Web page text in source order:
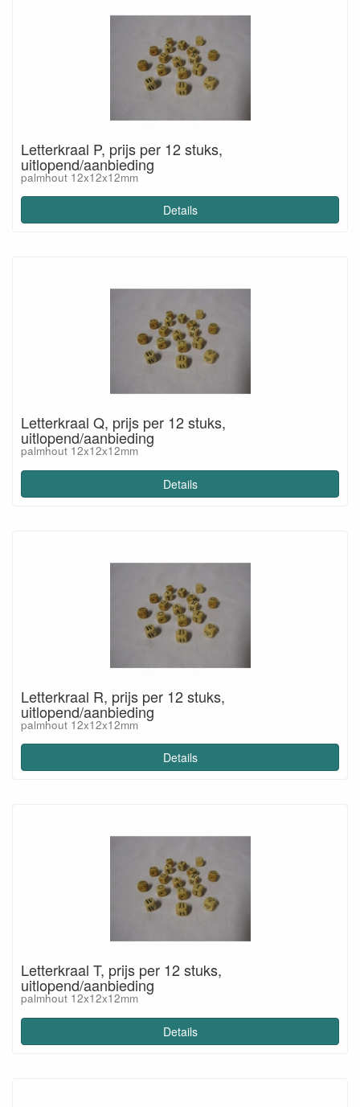
Letterkraal P, prijs per 12 stuks,
uitlopend/aanbieding
palmhout 12x12x12mm
Details
Letterkraal Q, prijs per 12 stuks,
uitlopend/aanbieding
palmhout 12x12x12mm
Details
Letterkraal R, prijs per 12 stuks,
uitlopend/aanbieding
palmhout 12x12x12mm
Details
Letterkraal T, prijs per 12 stuks,
uitlopend/aanbieding
palmhout 12x12x12mm
Details